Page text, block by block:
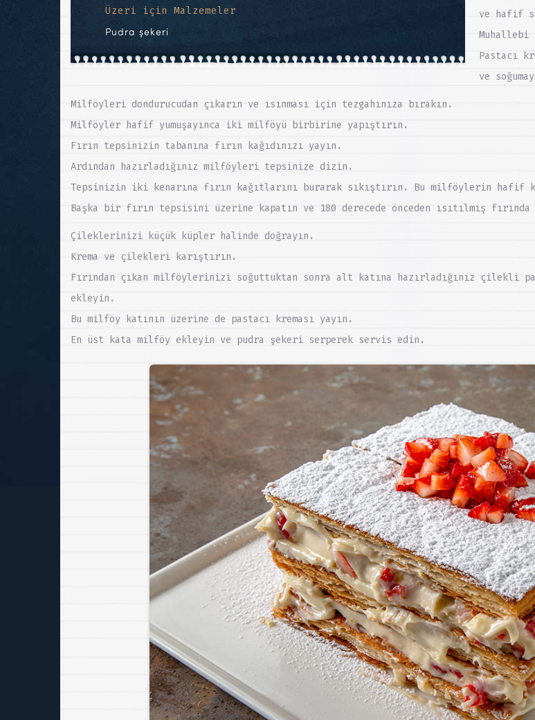
Üzeri için Malzemeler
Pudra şekeri
ve hafif
Pastacı
ve
Milföyleri dondurucudan çıkarın ve ısınması için tezgahınıza bırakın.
Milföyler hafif yumuşayınca iki milföyü birbirine yapıştırın.
Fırın tepsinizin tabanına fırın kağıdınızı yayın.
Ardından hazırladığınız milföyleri tepsinize dizin.
Tepsinizin iki kenarına fırın kağıtlarını burarak sıkıştırın. Bu milföylerin hafif
Başka bir fırın tepsisini üzerine kapatın ve 180 derecede önceden ısıtılmış
Çileklerinizi küçük küpler halinde doğrayın.
Krema ve çilekleri karıştırın.
Fırından çıkan milföylerinizi soğuttuktan sonra alt katına hazırladığınız çilekli
ekleyin.
Bu milföy katının üzerine de pastacı kreması yayın.
En üst kata milföy ekleyin ve pudra şekeri serperek servis edin.